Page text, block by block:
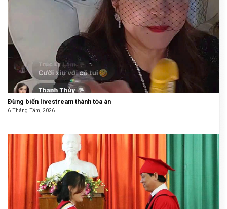
Đừng biến livestream thành tòa án
6 Tháng Tám, 2026